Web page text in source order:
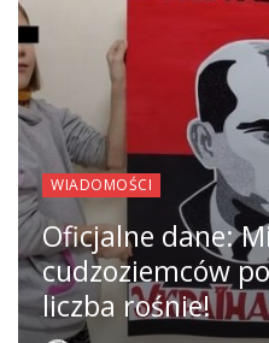
WIADOMOŚCI
Oficjalne dane:
cudzoziemców
liczba rośnie!